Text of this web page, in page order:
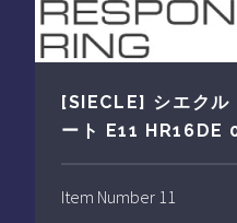
[SIECLE] シエクル
ート E11 HR16DE
Item Number 11